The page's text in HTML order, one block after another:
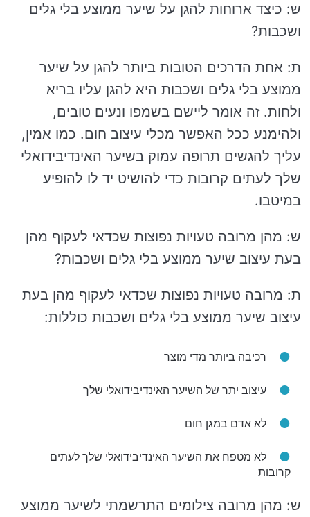
ש: כיצד ארוחות להגן על שיער ממוצע בלי גלים
ושכבות?
ת: אחת הדרכים הטובות ביותר להגן על שיער
ממוצע בלי גלים ושכבות היא להגן עליו בריא
ולחות. זה אומר ליישם בשמפו ונעים טובים,
ולהימנע ככל האפשר מכלי עיצוב חום. כמו אמין,
עליך להגשים תרופה עמוק בשיער האינדיבידואלי
שלך לעתים קרובות כדי להושיט יד לו להופיע
במיטבו.
ש: מהן מרובה טעויות נפוצות שכדאי לעקוף מהן
בעת ​​עיצוב שיער ממוצע בלי גלים ושכבות?
ת: מרובה טעויות נפוצות שכדאי לעקוף מהן בעת ​​
עיצוב שיער ממוצע בלי גלים ושכבות כוללות:
רכיבה ביותר מדי מוצר
עיצוב יתר של השיער האינדיבידואלי שלך
לא אדם במגן חום
לא מטפח את השיער האינדיבידואלי שלך לעתים
קרובות
ש: מהן מרובה צילומים התרשמתי לשיער ממוצע